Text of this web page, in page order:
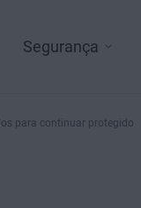
Segurança
para continuar protegido